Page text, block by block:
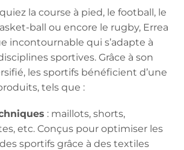
la course à pied, le football, le
ball ou encore le rugby, Errea
incontournable qui s’adapte à
sportives. Grâce à son
les sportifs bénéficient d’une
tels que :
: maillots, shorts,
etc. Conçus pour optimiser les
sportifs grâce à des textiles